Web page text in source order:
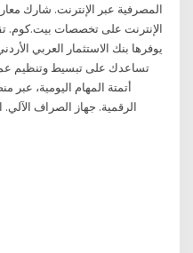
المصرفية عبر الإنترنت. شارك
الإنترنت على تخصصات بيت.كوم.
يوفرها بنك الاستثمار العربي
تساعدك على تبسيط وتنظيم
أتمتة المهام اليومية،
الرقمية. جهاز الصراف